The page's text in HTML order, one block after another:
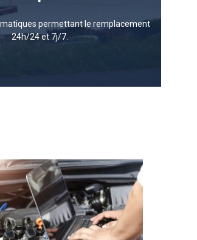
permettant le remplacement
24h/24 et 7j/7.